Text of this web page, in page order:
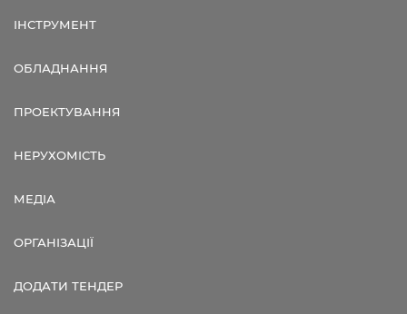
ІНСТРУМЕНТ
ОБЛАДНАННЯ
ПРОЕКТУВАННЯ
НЕРУХОМІСТЬ
МЕДІА
ОРГАНІЗАЦІЇ
ДОДАТИ ТЕНДЕР